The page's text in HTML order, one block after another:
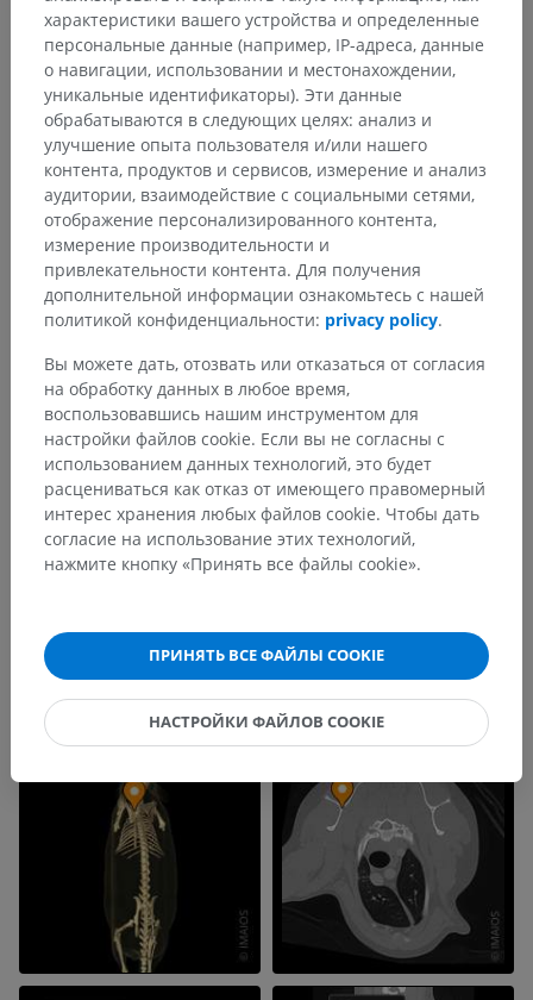
характеристики вашего устройства и определенные
персональные данные (например, IP-адреса, данные
о навигации, использовании и местонахождении,
уникальные идентификаторы). Эти данные
обрабатываются в следующих целях: анализ и
улучшение опыта пользователя и/или нашего
контента, продуктов и сервисов, измерение и анализ
аудитории, взаимодействие с социальными сетями,
отображение персонализированного контента,
измерение производительности и
привлекательности контента. Для получения
дополнительной информации ознакомьтесь с нашей
политикой конфиденциальности: privacy policy.
Вы можете дать, отозвать или отказаться от согласия
на обработку данных в любое время,
воспользовавшись нашим инструментом для
настройки файлов cookie. Если вы не согласны с
использованием данных технологий, это будет
расцениваться как отказ от имеющего правомерный
интерес хранения любых файлов cookie. Чтобы дать
согласие на использование этих технологий,
нажмите кнопку «Принять все файлы cookie».
ПРИНЯТЬ ВСЕ ФАЙЛЫ COOKIE
НАСТРОЙКИ ФАЙЛОВ COOKIE